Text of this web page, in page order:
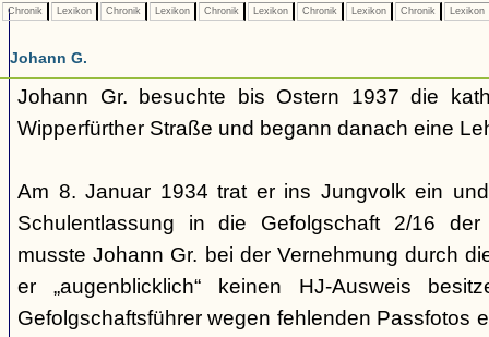
Chronik Lexikon Chronik Lexikon Chronik Lexikon Chronik Lexikon Chronik Lexikon
Johann G.
Johann Gr. besuchte bis Ostern 1937 die
Wipperfürther Straße und begann danach eine
Am 8. Januar 1934 trat er ins Jungvolk ein
Schulentlassung in die Gefolgschaft 2/16
musste Johann Gr. bei der Vernehmung durch
er „augenblicklich“ keinen HJ-Ausweis
Gefolgschaftsführer wegen fehlenden Passfotos